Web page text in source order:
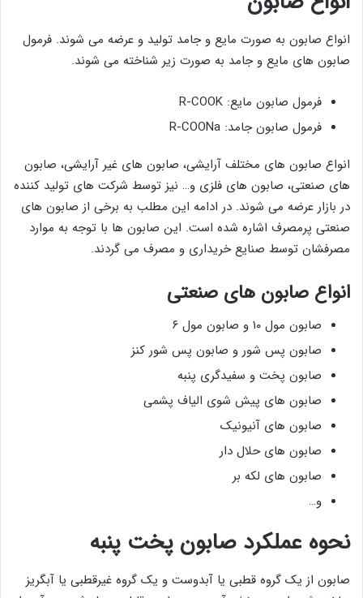
انواع صابون به صورت مایع و جامد تولید و عرضه می شوند. فرمول
صابون های مایع و جامد به صورت زیر شناخته می شوند.
فرمول صابون مایع: R-COOK
فرمول صابون جامد: R-COONa
انواع صابون های مختلف آرایشی، صابون های غیر آرایشی، صابون
های صنعتی، صابون های فلزی و… نیز توسط شرکت های تولید کننده
در بازار عرضه می شوند. در ادامه این مطلب به برخی از صابون های
صنعتی پرمصرف اشاره شده است. این صابون ها با توجه به موارد
مصرفشان توسط صنایع خریداری و مصرف می گردند.
انواع صابون های صنعتی
صابون مول ۱۰ و صابون مول ۶
صابون پس شور و صابون پس شور کنز
صابون پخت و سفیدگری پنبه
صابون های پیش شوی الیاف پشمی
صابون های آنیونیک
صابون های حلال دار
صابون های لکه بر
و…
نحوه عملکرد صابون پخت پنبه
صابون از یک گروه قطبی یا آبدوست و یک گروه غیرقطبی یا آبگریز